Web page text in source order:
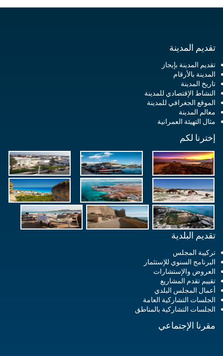
تقديم المدينة
تقديم المدينة بإيجاز
المدينة بالأرقام
تاريخ المدينة
النشاط الإقتصادي للمدينة
الموقع الجغرافي للمدينة
معالم المدينة
مثال التهيئة العمرانية
إخترنا لكم
تقديم البلدية
تركيبة المجلس
البرنامج السنوي للإستثمار
العروض والإستشارات
تقييم تقدم المشاريع
أعمال المجلس البلدي
الجلسات التشاركية العامة
الجلسات التشاركية بالمناطق
مقرنا الإجتماعي